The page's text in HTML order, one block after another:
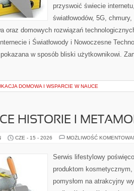
przyswoić świecie
światłowodów, 5G,
oraz domowych rozwiązań
i Światłowody i Nowoczesne
w sposób bliski użytkownikowi.
DOMOWA I WSPARCIE W NAUCE
HISTORIE I
CZE - 15 - 2026 MOŻLIWOŚĆ
Serwis lifestylowy
produktom
pomysłom na atrakcyjny